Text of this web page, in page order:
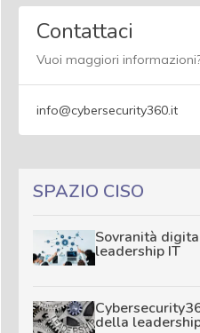
Contattaci
Vuoi maggiori
info@cybersecurity360.it
SPAZIO CISO
Sovranità
leadership IT
della